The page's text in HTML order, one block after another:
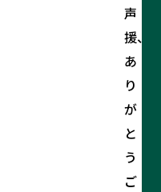
声
援、
あ
り
が
と
う
ご